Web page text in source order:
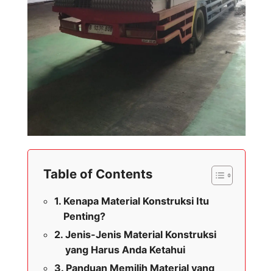
Table of Contents
Kenapa Material Konstruksi Itu
Penting?
Jenis-Jenis Material Konstruksi
yang Harus Anda Ketahui
Panduan Memilih Material yang